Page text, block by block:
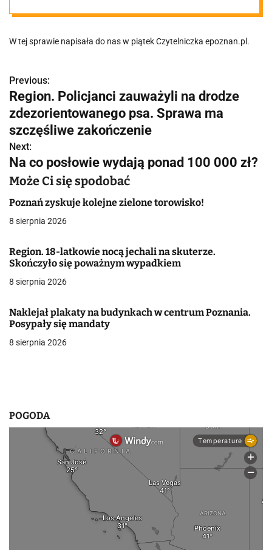
W tej sprawie napisała do nas w piątek Czytelniczka epoznan.pl.
N
a
w
i
g
a
c
j
a
p
i
Previous:
Region. Policjanci zauważyli na drodze
zdezorientowanego psa. Sprawa ma
szczęśliwe zakończenie
Next:
Na co posłowie wydają ponad 100 000 zł?
Może Ci się spodobać
Poznań zyskuje kolejne zielone torowisko!
8 sierpnia 2026
Region. 18-latkowie nocą jechali na skuterze.
Skończyło się poważnym wypadkiem
8 sierpnia 2026
Naklejał plakaty na budynkach w centrum Poznania.
Posypały się mandaty
8 sierpnia 2026
POGODA